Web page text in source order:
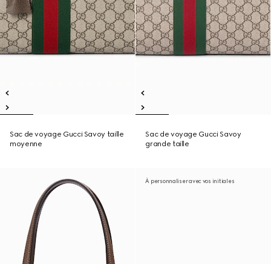
Sac de voyage Gucci Savoy taille
moyenne
Sac de voyage Gucci Savoy
grande taille
À personnaliser avec vos initiales